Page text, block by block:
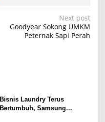
Next post
Goodyear Sokong UMKM
Peternak Sapi Perah
Bisnis Laundry Terus
Bertumbuh, Samsung